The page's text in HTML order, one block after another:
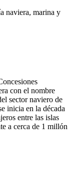
naviera, marina y
con el nombre
sector naviero de
inicia en la década
entre las islas
a cerca de 1 millón